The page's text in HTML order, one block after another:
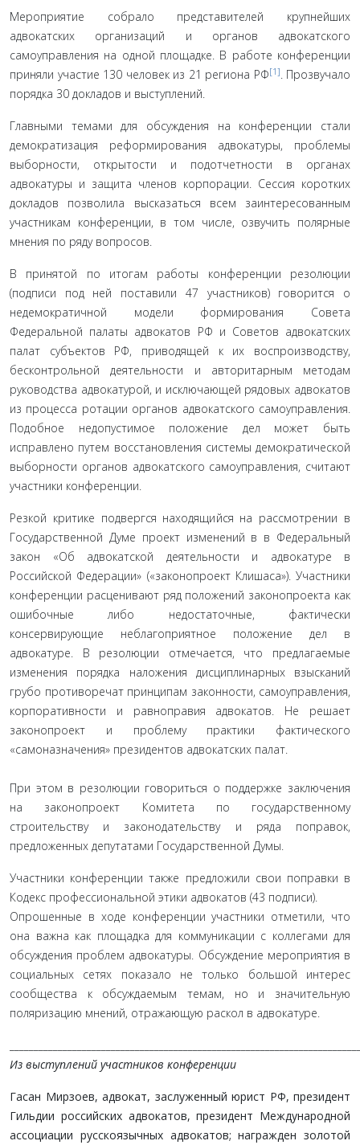
Мероприятие собрало представителей крупнейших
адвокатских организаций и органов адвокатского
самоуправления на одной площадке. В работе конференции
приняли участие 130 человек из 21 региона РФ[1]. Прозвучало
порядка 30 докладов и выступлений.
Главными темами для обсуждения на конференции стали
демократизация реформирования адвокатуры, проблемы
выборности, открытости и подотчетности в органах
адвокатуры и защита членов корпорации. Сессия коротких
докладов позволила высказаться всем заинтересованным
участникам конференции, в том числе, озвучить полярные
мнения по ряду вопросов.
В принятой по итогам работы конференции резолюции
(подписи под ней поставили 47 участников) говорится о
недемократичной модели формирования Совета
Федеральной палаты адвокатов РФ и Советов адвокатских
палат субъектов РФ, приводящей к их воспроизводству,
бесконтрольной деятельности и авторитарным методам
руководства адвокатурой, и исключающей рядовых адвокатов
из процесса ротации органов адвокатского самоуправления.
Подобное недопустимое положение дел может быть
исправлено путем восстановления системы демократической
выборности органов адвокатского самоуправления, считают
участники конференции.
Резкой критике подвергся находящийся на рассмотрении в
Государственной Думе проект изменений в в Федеральный
закон «Об адвокатской деятельности и адвокатуре в
Российской Федерации» («законопроект Клишаса»). Участники
конференции расценивают ряд положений законопроекта как
ошибочные либо недостаточные, фактически
консервирующие неблагоприятное положение дел в
адвокатуре. В резолюции отмечается, что предлагаемые
изменения порядка наложения дисциплинарных взысканий
грубо противоречат принципам законности, самоуправления,
корпоративности и равноправия адвокатов. Не решает
законопроект и проблему практики фактического
«самоназначения» президентов адвокатских палат.
При этом в резолюции говориться о поддержке заключения
на законопроект Комитета по государственному
строительству и законодательству и ряда поправок,
предложенных депутатами Государственной Думы.
Участники конференции также предложили свои поправки в
Кодекс профессиональной этики адвокатов (43 подписи).
Опрошенные в ходе конференции участники отметили, что
она важна как площадка для коммуникации с коллегами для
обсуждения проблем адвокатуры. Обсуждение мероприятия в
социальных сетях показало не только большой интерес
сообщества к обсуждаемым темам, но и значительную
поляризацию мнений, отражающую раскол в адвокатуре.
Из выступлений участников конференции
Гасан Мирзоев, адвокат, заслуженный юрист РФ, президент
Гильдии российских адвокатов, президент Международной
ассоциации русскоязычных адвокатов; награжден золотой